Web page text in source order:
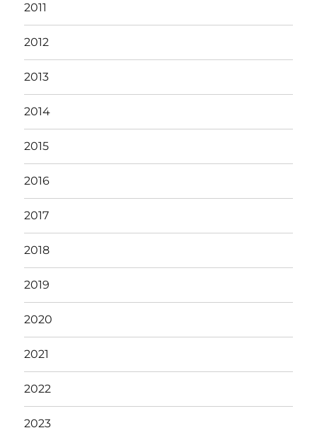
2011
2012
2013
2014
2015
2016
2017
2018
2019
2020
2021
2022
2023